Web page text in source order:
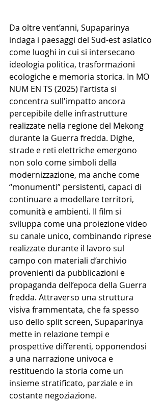
Da oltre vent’anni, Supaparinya
indaga i paesaggi del Sud-est asiatico
come luoghi in cui si intersecano
ideologia politica, trasformazioni
ecologiche e memoria storica. In MO
NUM EN TS (2025) l'artista si
concentra sull'impatto ancora
percepibile delle infrastrutture
realizzate nella regione del Mekong
durante la Guerra fredda. Dighe,
strade e reti elettriche emergono
non solo come simboli della
modernizzazione, ma anche come
“monumenti” persistenti, capaci di
continuare a modellare territori,
comunità e ambienti. Il film si
sviluppa come una proiezione video
su canale unico, combinando riprese
realizzate durante il lavoro sul
campo con materiali d’archivio
provenienti da pubblicazioni e
propaganda dell’epoca della Guerra
fredda. Attraverso una struttura
visiva frammentata, che fa spesso
uso dello split screen, Supaparinya
mette in relazione tempi e
prospettive differenti, opponendosi
a una narrazione univoca e
restituendo la storia come un
insieme stratificato, parziale e in
costante negoziazione.